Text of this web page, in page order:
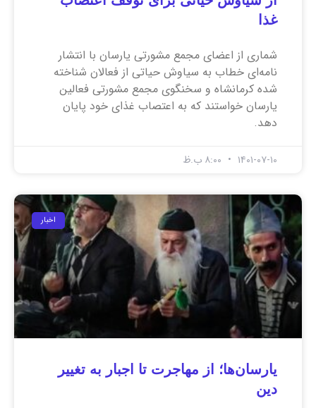
غذا
شماری از اعضای مجمع مشورتی یارسان با انتشار
نامه‌ای خطاب به سیاوش حیاتی از فعالان شناخته
شده کرمانشاه و سخنگوی مجمع مشورتی فعالین
یارسان خواستند که به اعتصاب غذای خود پایان
دهد.
۱۴۰۱-۰۷-۱۰
اخبار
یارسان‌ها؛ از مهاجرت تا اجبار به تغییر
دین